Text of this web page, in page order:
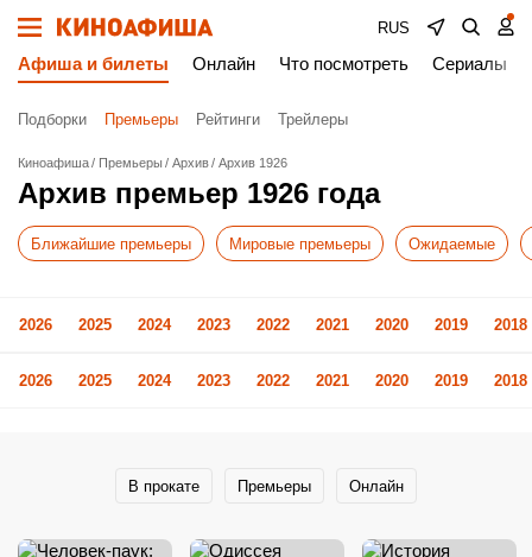
RUS
Афиша и билеты Онлайн Что посмотреть Сериалы
Подборки Премьеры Рейтинги Трейлеры
Киноафиша Премьеры Архив Архив 1926
Архив премьер 1926 года
Ближайшие премьеры Мировые премьеры Ожидаемые
2026 2025 2024 2023 2022 2021 2020 2019 2018
2026 2025 2024 2023 2022 2021 2020 2019 2018
В прокате Премьеры Онлайн